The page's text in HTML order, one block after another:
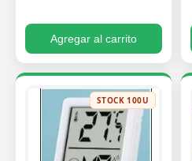
Agregar al carrito
STOCK 100U